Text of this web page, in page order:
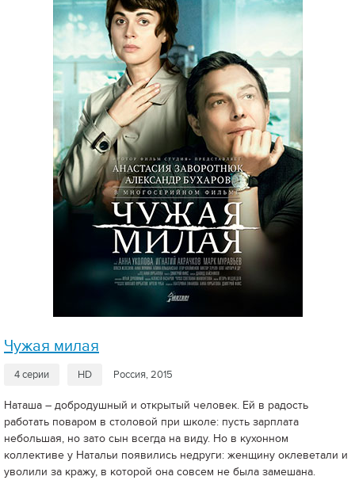
Чужая милая
4 серии HD Россия, 2015
Наташа – добродушный и открытый человек. Ей в радость
работать поваром в столовой при школе: пусть зарплата
небольшая, но зато сын всегда на виду. Но в кухонном
коллективе у Натальи появились недруги: женщину оклеветали и
уволили за кражу, в которой она совсем не была замешана.